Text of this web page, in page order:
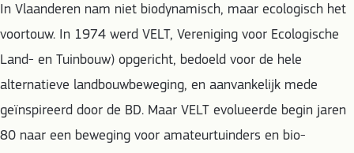
In Vlaanderen nam niet biodynamisch, maar ecologisch het
voortouw. In 1974 werd VELT, Vereniging voor Ecologische
Land- en Tuinbouw) opgericht, bedoeld voor de hele
alternatieve landbouwbeweging, en aanvankelijk mede
geïnspireerd door de BD. Maar VELT evolueerde begin jaren
80 naar een beweging voor amateurtuinders en bio-